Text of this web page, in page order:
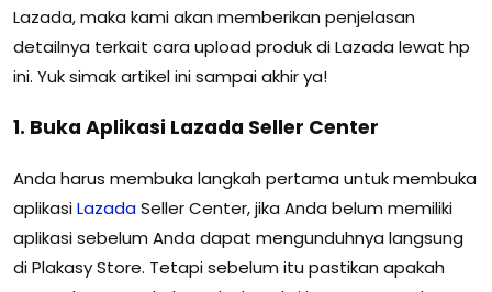
Lazada, maka kami akan memberikan penjelasan
detailnya terkait cara upload produk di Lazada lewat hp
ini. Yuk simak artikel ini sampai akhir ya!
1. Buka Aplikasi Lazada Seller Center
Anda harus membuka langkah pertama untuk membuka
aplikasiLazadaSeller Center, jika Anda belum memiliki
aplikasi sebelum Anda dapat mengunduhnya langsung
di Plakasy Store. Tetapi sebelum itu pastikan apakah